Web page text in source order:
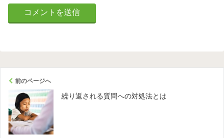
前のページへ
繰り返される質問への対処法とは